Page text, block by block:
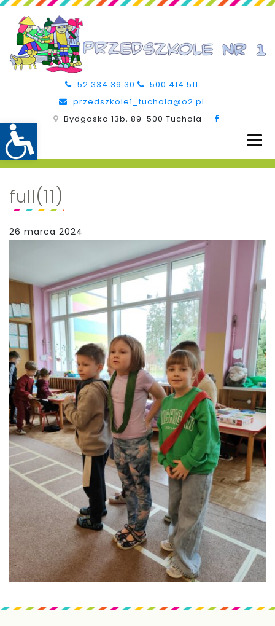
52 334 39 30
500 414 511
przedszkole1_tuchola@o2.pl
Bydgoska 13b, 89-500 Tuchola
full(11)
26 marca 2024